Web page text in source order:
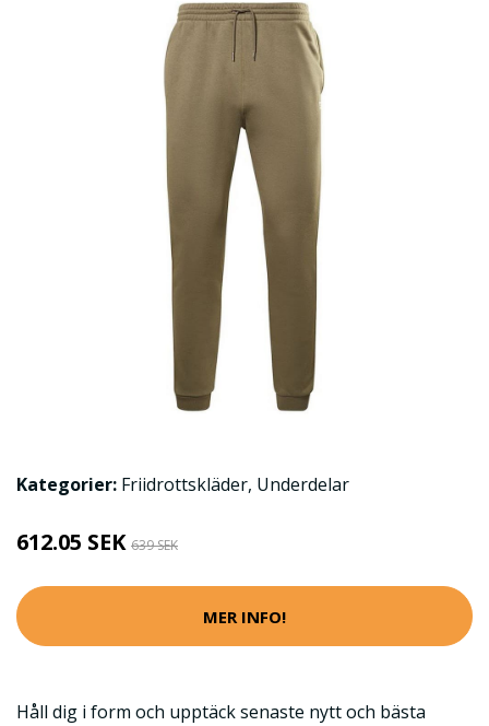
Kategorier: Friidrottskläder, Underdelar
612.05 SEK 639 SEK
MER INFO!
Håll dig i form och upptäck senaste nytt och bästa